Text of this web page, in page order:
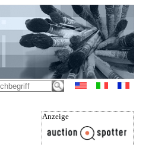
Anzeige